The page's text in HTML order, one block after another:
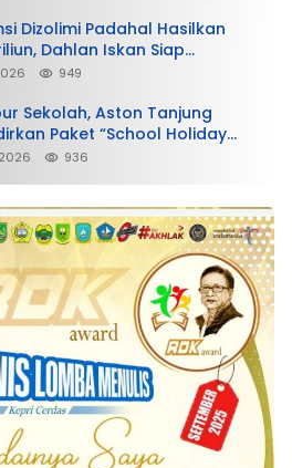
Dizolimi Padahal Hasilkan
Dahlan Iskan Siap
949
Sekolah, Aston Tanjung
Paket “School Holiday
936